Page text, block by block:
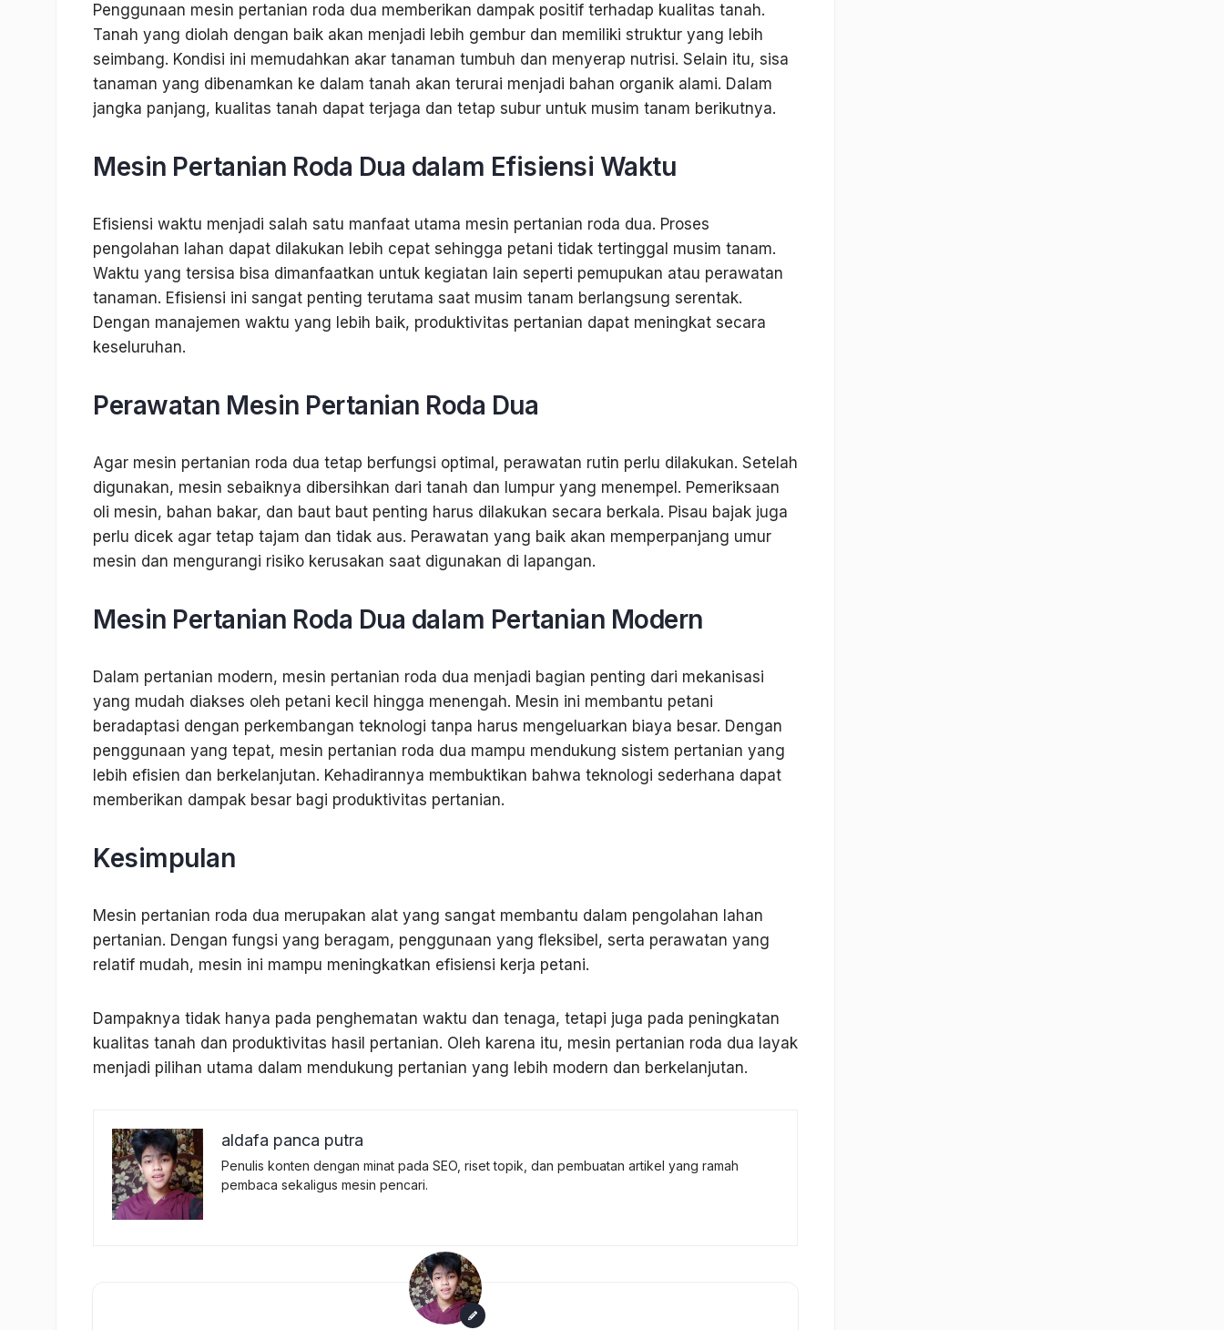
Penggunaan mesin pertanian roda dua memberikan dampak positif terhadap kualitas tanah.
Tanah yang diolah dengan baik akan menjadi lebih gembur dan memiliki struktur yang lebih
seimbang. Kondisi ini memudahkan akar tanaman tumbuh dan menyerap nutrisi. Selain itu, sisa
tanaman yang dibenamkan ke dalam tanah akan terurai menjadi bahan organik alami. Dalam
jangka panjang, kualitas tanah dapat terjaga dan tetap subur untuk musim tanam berikutnya.
Mesin Pertanian Roda Dua dalam Efisiensi Waktu
Efisiensi waktu menjadi salah satu manfaat utama mesin pertanian roda dua. Proses
pengolahan lahan dapat dilakukan lebih cepat sehingga petani tidak tertinggal musim tanam.
Waktu yang tersisa bisa dimanfaatkan untuk kegiatan lain seperti pemupukan atau perawatan
tanaman. Efisiensi ini sangat penting terutama saat musim tanam berlangsung serentak.
Dengan manajemen waktu yang lebih baik, produktivitas pertanian dapat meningkat secara
keseluruhan.
Perawatan Mesin Pertanian Roda Dua
Agar mesin pertanian roda dua tetap berfungsi optimal, perawatan rutin perlu dilakukan. Setelah
digunakan, mesin sebaiknya dibersihkan dari tanah dan lumpur yang menempel. Pemeriksaan
oli mesin, bahan bakar, dan baut baut penting harus dilakukan secara berkala. Pisau bajak juga
perlu dicek agar tetap tajam dan tidak aus. Perawatan yang baik akan memperpanjang umur
mesin dan mengurangi risiko kerusakan saat digunakan di lapangan.
Mesin Pertanian Roda Dua dalam Pertanian Modern
Dalam pertanian modern, mesin pertanian roda dua menjadi bagian penting dari mekanisasi
yang mudah diakses oleh petani kecil hingga menengah. Mesin ini membantu petani
beradaptasi dengan perkembangan teknologi tanpa harus mengeluarkan biaya besar. Dengan
penggunaan yang tepat, mesin pertanian roda dua mampu mendukung sistem pertanian yang
lebih efisien dan berkelanjutan. Kehadirannya membuktikan bahwa teknologi sederhana dapat
memberikan dampak besar bagi produktivitas pertanian.
Kesimpulan
Mesin pertanian roda dua merupakan alat yang sangat membantu dalam pengolahan lahan
pertanian. Dengan fungsi yang beragam, penggunaan yang fleksibel, serta perawatan yang
relatif mudah, mesin ini mampu meningkatkan efisiensi kerja petani.
Dampaknya tidak hanya pada penghematan waktu dan tenaga, tetapi juga pada peningkatan
kualitas tanah dan produktivitas hasil pertanian. Oleh karena itu, mesin pertanian roda dua layak
menjadi pilihan utama dalam mendukung pertanian yang lebih modern dan berkelanjutan.
aldafa panca putra
Penulis konten dengan minat pada SEO, riset topik, dan pembuatan artikel yang ramah
pembaca sekaligus mesin pencari.